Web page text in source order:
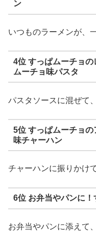
ン
いつものラーメンが、
4位 すっぱムーチョ
ムーチョ味パスタ
パスタソースに混ぜて
5位 すっぱムーチョ
味チャーハン
チャーハンに振りかけ
6位 お弁当やパンに
お弁当やパンに添えて